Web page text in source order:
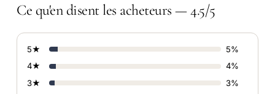
Ce qu'en disent les acheteurs — 4.5/5
5★
5%
4★
4%
3★
3%